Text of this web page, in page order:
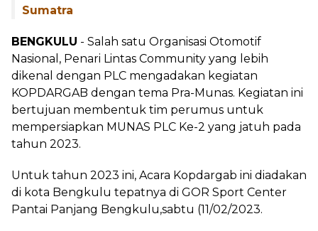
Sumatra
BENGKULU - Salah satu Organisasi Otomotif
Nasional, Penari Lintas Community yang lebih
dikenal dengan PLC mengadakan kegiatan
KOPDARGAB dengan tema Pra-Munas. Kegiatan ini
bertujuan membentuk tim perumus untuk
mempersiapkan MUNAS PLC Ke-2 yang jatuh pada
tahun 2023.
Untuk tahun 2023 ini, Acara Kopdargab ini diadakan
di kota Bengkulu tepatnya di GOR Sport Center
Pantai Panjang Bengkulu,sabtu (11/02/2023.